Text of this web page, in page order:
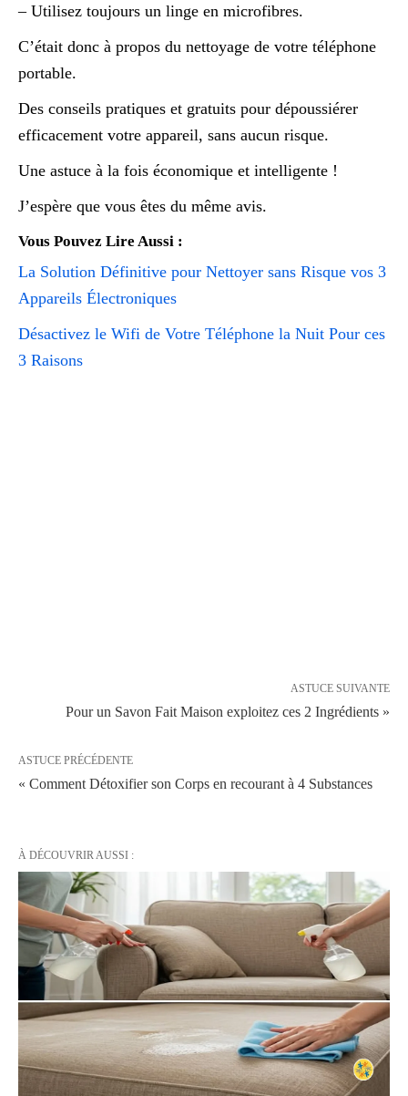
– Utilisez toujours un linge en microfibres.
C’était donc à propos du nettoyage de votre téléphone
portable.
Des conseils pratiques et gratuits pour dépoussiérer
efficacement votre appareil, sans aucun risque.
Une astuce à la fois économique et intelligente !
J’espère que vous êtes du même avis.
Vous Pouvez Lire Aussi :
La Solution Définitive pour Nettoyer sans Risque vos 3
Appareils Électroniques
Désactivez le Wifi de Votre Téléphone la Nuit Pour ces
3 Raisons
ASTUCE SUIVANTE
Pour un Savon Fait Maison exploitez ces 2 Ingrédients »
ASTUCE PRÉCÉDENTE
« Comment Détoxifier son Corps en recourant à 4 Substances
À DÉCOUVRIR AUSSI :